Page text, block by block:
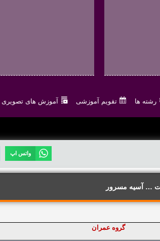
رشته ها تقویم آموزشی آموزش های تصویری
واتس اپ
… آسیه مسرور
گروه عمران